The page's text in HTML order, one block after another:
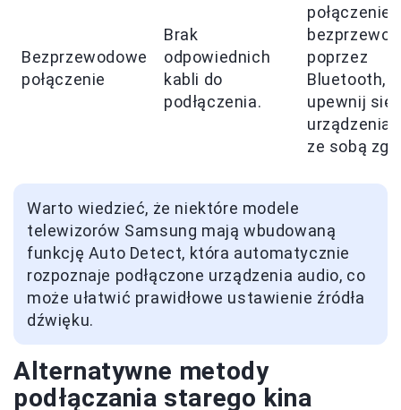
Bezprzewodowe
połączenie
Brak
odpowiednich
kabli do
podłączenia.
połączenie
poprzez
Bluetooth,
upewnij się,
urządzenia
ze sobą
Warto wiedzieć, że niektóre modele
telewizorów Samsung mają wbudowaną
funkcję Auto Detect, która automatycznie
rozpoznaje podłączone urządzenia audio, co
może ułatwić prawidłowe ustawienie źródła
dźwięku.
Alternatywne metody
podłączania starego kina